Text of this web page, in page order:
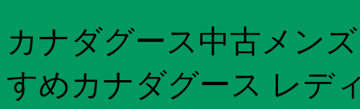
カナダグース中古メン
すめカナダグース レデ